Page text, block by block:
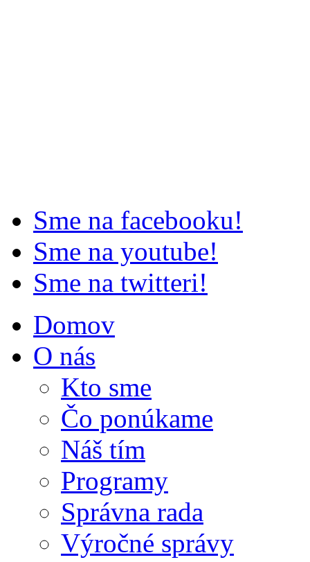
Sme na facebooku!
Sme na youtube!
Sme na twitteri!
Domov
O nás
Kto sme
Čo ponúkame
Náš tím
Programy
Správna rada
Výročné správy